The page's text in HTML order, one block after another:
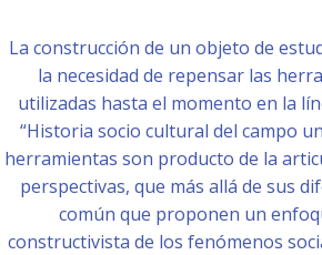
La construcción de un objeto de
la necesidad de repensar las
utilizadas hasta el momento en la
“Historia socio cultural del campo
herramientas son producto de la
perspectivas, que más allá de sus
común que proponen un
constructivista de los fenómenos